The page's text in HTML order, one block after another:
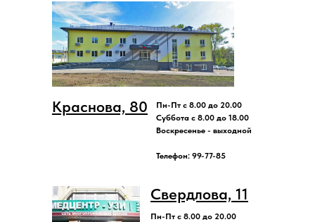
Свердлова, 11
Пн-Пт с 8.00 до 20.00
Краснова, 80
Пн-Пт с 8.00 до 20.00
Суббота с 8.00 до 18.00
Воскресенье - выходной
Телефон: 99-77-85